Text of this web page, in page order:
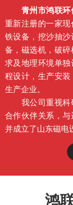
青州市鸿联环
重新注册的一家
铁设备，挖沙抽
备，磁选机，破
求及地理环境单独
程设计，生产安
生产企业。
我公司重视科
合作伙伴关系，与
并成立了山东磁电
鸿